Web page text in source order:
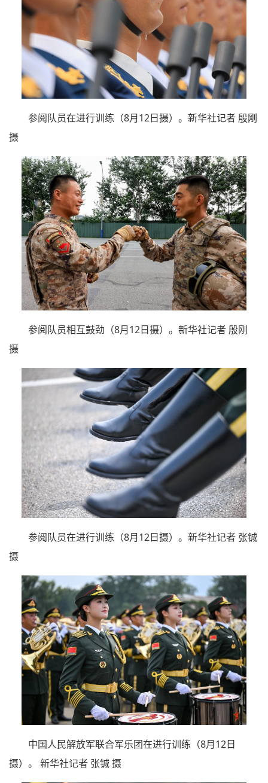
参阅队员在进行训练（8月12日摄）。新华社记者 殷刚
摄
参阅队员相互鼓劲（8月12日摄）。新华社记者 殷刚
摄
参阅队员在进行训练（8月12日摄）。新华社记者 张铖
摄
中国人民解放军联合军乐团在进行训练（8月12日
摄）。 新华社记者 张铖 摄